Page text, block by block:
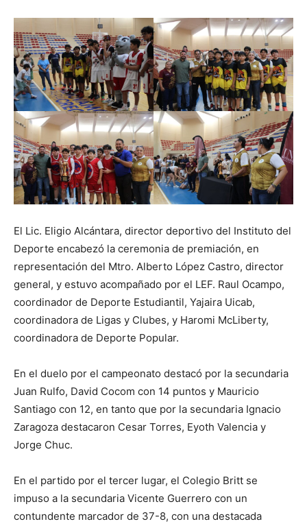
El Lic. Eligio Alcántara, director deportivo del Instituto del
Deporte encabezó la ceremonia de premiación, en
representación del Mtro. Alberto López Castro, director
general, y estuvo acompañado por el LEF. Raul Ocampo,
coordinador de Deporte Estudiantil, Yajaira Uicab,
coordinadora de Ligas y Clubes, y Haromi McLiberty,
coordinadora de Deporte Popular.
En el duelo por el campeonato destacó por la secundaria
Juan Rulfo, David Cocom con 14 puntos y Mauricio
Santiago con 12, en tanto que por la secundaria Ignacio
Zaragoza destacaron Cesar Torres, Eyoth Valencia y
Jorge Chuc.
En el partido por el tercer lugar, el Colegio Britt se
impuso a la secundaria Vicente Guerrero con un
contundente marcador de 37-8, con una destacada